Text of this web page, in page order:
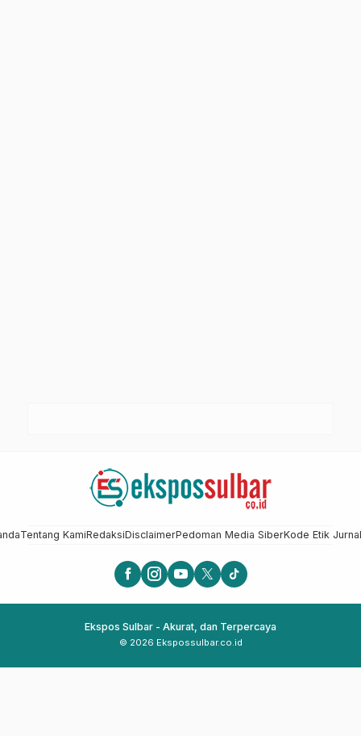
Tentang KamiRedaksiDisclaimerPedoman Media SiberKode Etik
Ekspos Sulbar - Akurat, dan Terpercaya
© 2026 Ekspossulbar.co.id